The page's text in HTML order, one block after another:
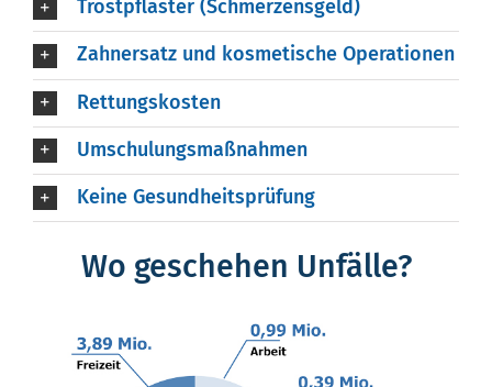
Trostpflaster (Schmerzensgeld)
Zahnersatz und kosmetische Operationen
Rettungskosten
Umschulungsmaßnahmen
Keine Gesundheitsprüfung
Wo geschehen Unfälle?